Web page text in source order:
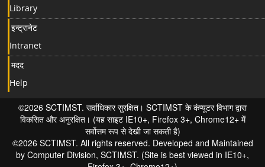
Library
इन्ट्रानेट
Intranet
मदद
Help
©2026 SCTIMST. सर्वाधिकार सुरक्षित। SCTIMST के कंप्यूटर विभाग द्वारा
विकसित और अनुरक्षित। (यह साइट IE10+, Firefox 3+, Chrome12+ में
सर्वोत्तम रूप से देखी जा सकती है)
©2026 SCTIMST. All rights reserved. Developed and Maintained
by Computer Division, SCTIMST. (Site is best viewed in IE10+,